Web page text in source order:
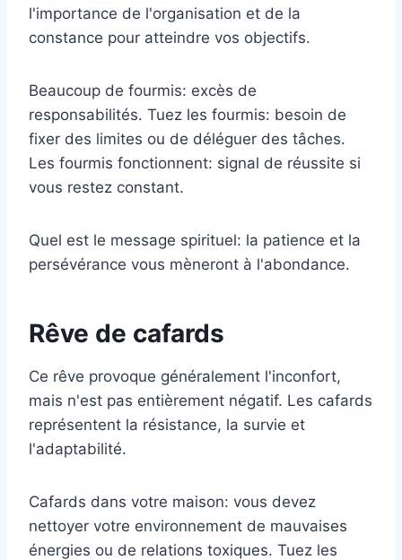
l'importance de l'organisation et de la
constance pour atteindre vos objectifs.
Beaucoup de fourmis: excès de
responsabilités. Tuez les fourmis: besoin de
fixer des limites ou de déléguer des tâches.
Les fourmis fonctionnent: signal de réussite si
vous restez constant.
Quel est le message spirituel: la patience et la
persévérance vous mèneront à l'abondance.
Rêve de cafards
Ce rêve provoque généralement l'inconfort,
mais n'est pas entièrement négatif. Les cafards
représentent la résistance, la survie et
l'adaptabilité.
Cafards dans votre maison: vous devez
nettoyer votre environnement de mauvaises
énergies ou de relations toxiques. Tuez les